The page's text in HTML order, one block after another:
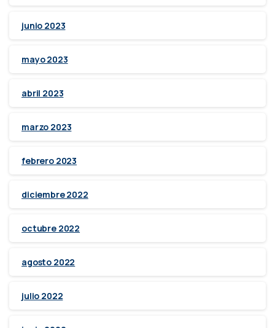
junio 2023
mayo 2023
abril 2023
marzo 2023
febrero 2023
diciembre 2022
octubre 2022
agosto 2022
julio 2022